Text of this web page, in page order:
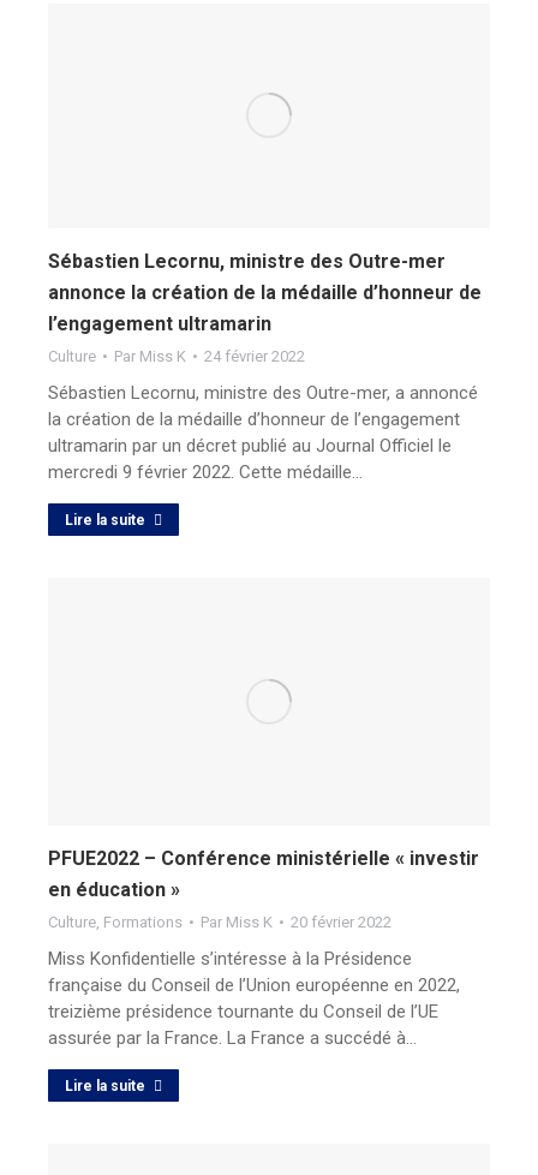
Sébastien Lecornu, ministre des Outre-mer
annonce la création de la médaille d’honneur de
l’engagement ultramarin
Culture Par Miss K 24 février 2022
Sébastien Lecornu, ministre des Outre-mer, a annoncé
la création de la médaille d’honneur de l’engagement
ultramarin par un décret publié au Journal Officiel le
mercredi 9 février 2022. Cette médaille…
Lire la suite
PFUE2022 – Conférence ministérielle « investir
en éducation »
Culture Formations Par Miss K 20 février 2022
Miss Konfidentielle s’intéresse à la Présidence
française du Conseil de l’Union européenne en 2022,
treizième présidence tournante du Conseil de l’UE
assurée par la France. La France a succédé à…
Lire la suite